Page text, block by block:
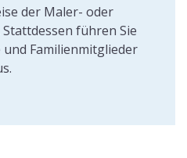
der Maler- oder
führen Sie
Familienmitglieder